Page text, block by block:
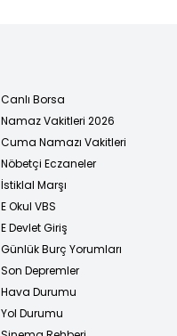
Canlı Borsa
Namaz Vakitleri 2026
Cuma Namazı Vakitleri
Nöbetçi Eczaneler
İstiklal Marşı
E Okul VBS
E Devlet Giriş
Günlük Burç Yorumları
Son Depremler
Hava Durumu
Yol Durumu